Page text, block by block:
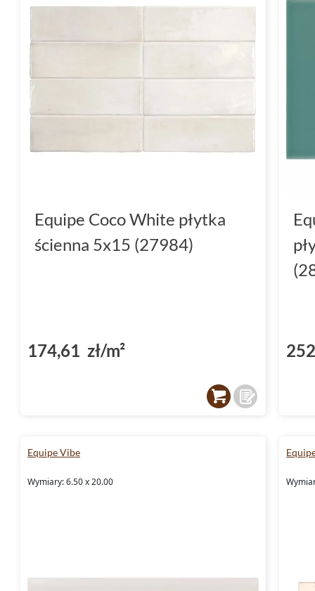
Equipe Coco White płytka
ścienna 5x15 (27984)
174,61 zł/m²
Equipe Vibe
Wymiary: 6.50 x 20.00